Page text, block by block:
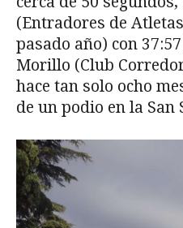
(Entradores de
pasado año) con
Morillo (Club
hace tan solo ocho
de un podio en la San